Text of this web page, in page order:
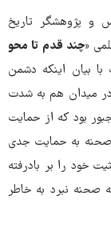
و پژوهشگر تاریخ
«چند قدم تا محو
با بیان اینکه دشمن
میدان هم به شدت
بود که از حمایت
صحنه به حمایت جدی
خود را بر بادرفته
صحنه نبرد به خاطر